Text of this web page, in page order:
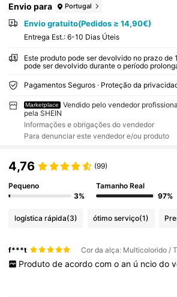
Envio para Portugal
Envio gratuito(Pedidos ≥ 14,90€)
Entrega Est.: 6-10 Dias Úteis
Este produto pode ser devolvido no prazo de
pode ser devolvido durante o período
Pagamentos Seguros · Proteção da
Marketplace
Vendido pelo vendedor
pela SHEIN
Informações e obrigações do vendedor
Para denunciar este vendedor e/ou produto
4,76 (99)
Pequeno
3%
Tamanho Real
97%
logística rápida(3) ótimo serviço(1)
f***t Cor da alça: Multicolorido /
Produto de acordo com o an ú ncio do